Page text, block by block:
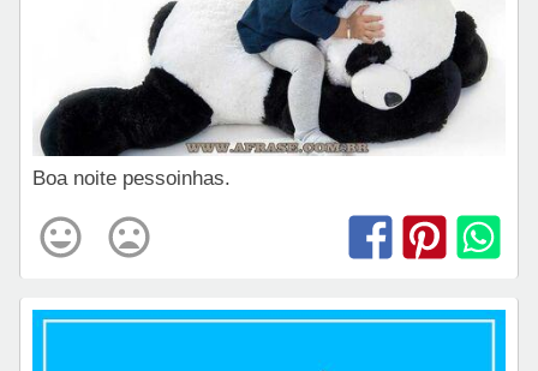
Boa noite pessoinhas.